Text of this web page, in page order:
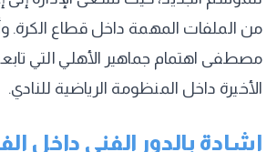
من الملفات المهمة داخل قطاع الكرة.
مصطفى اهتمام جماهير الأهلي التي
الأخيرة داخل المنظومة الرياضية للنادي.
إشادة بالدور الفني داخل